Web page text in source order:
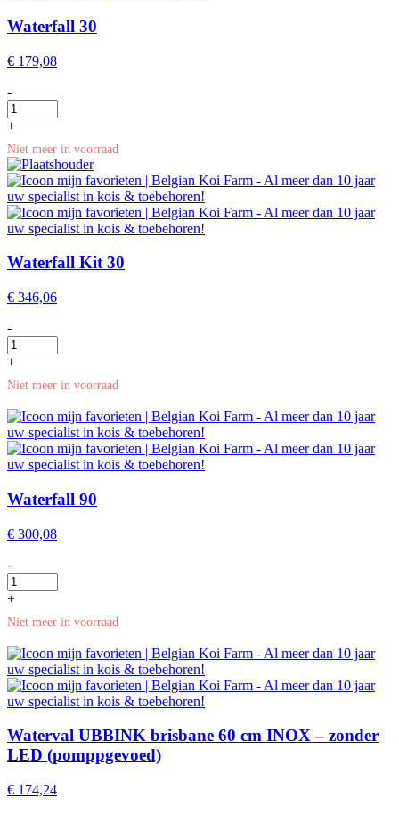
Waterfall 30
€ 179,08
-
+
Niet meer in voorraad
Waterfall Kit 30
€ 346,06
-
+
Niet meer in voorraad
Waterfall 90
€ 300,08
-
+
Niet meer in voorraad
Waterval UBBINK brisbane 60 cm INOX – zonder
LED (pomppgevoed)
€ 174,24